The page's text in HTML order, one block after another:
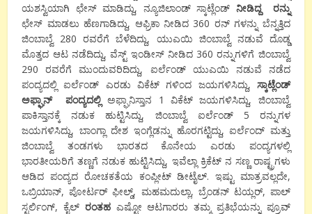
ಯಶಸ್ವಿಯಾಗಿ ಛೇಸ್ ಮಾಡಿದ್ದು, ನ್ಯೂಜಿಲಾಂಡ್ ಸ್ಕಾಟ್ಲೆಂಡ್ ನೀಡಿದ್ದ
ರನ್ನು
ಛೇಸ್ ಮಾಡಲು ಹೆಣಗಾಡಿದ್ದು, ಆಫ್ರಿಕಾ ನೀಡಿದ 360 ರನ್ ಗಳನ್ನು ಬೆನ್ನತ್ತಿದ
ಜಿಂಬಾಬ್ವೆ 280 ರವರೆಗೆ ಬೆಳೆದಿದ್ದು, ಯುಎಯಿ ಜಿಂಬಾಬ್ವೆ ನಡುವೆ ದೊಡ್ಡ
ಮೊತ್ತದ ಆಟ ನಡೆದಿದ್ದು, ವೆಸ್ಟ್ ಇಂಡೀಸ್ ನೀಡಿದ 360 ರನ್ನುಗಳಿಗೆ ಜಿಂಬಾಬ್ವೆ
290 ರವರೆಗೆ ಮುಂದುವರಿದಿದ್ದು, ಐರ್ಲೆಂಡ್ ಯುಎಯಿ ನಡುವೆ ನಡೆದ
ಪಂದ್ಯದಲ್ಲಿ ಐರ್ಲೆಂಡ್ ಎರಡು ವಿಕೆಟ್ ಗಳಿಂದ ಜಯಗಳಿಸಿದ್ದು, ಸ್ಕಾಟ್ಲೆಂಡ್
ಅಫ್ಘಾನ್
ಪಂದ್ಯದಲ್ಲಿಅಫ್ಘಾನಿಸ್ತಾನ 1 ವಿಕೆಟ್ ಜಯಗಳಿಸಿದ್ದು, ಜಿಂಬಾಬ್ವೆ
ಪಾಕಿಸ್ತಾನಕ್ಕೆ ನಡುಕ ಹುಟ್ಟಿಸಿದ್ದು, ಜಿಂಬಾಬ್ವೆ ಐರ್ಲೆಂಡ್ 5 ರನ್ನುಗಳ
ಜಯಗಳಿಸಿದ್ದು, ಬಾಂಗ್ಲಾ ದೇಶ ಇಂಗ್ಲೆಡನ್ನು ಹೊರಗಟ್ಟಿದ್ದು, ಐರ್ಲೆಂದ್ ಮತ್ತು
ಜಿಂಬಾಬ್ವೆ ತಂಡಗಳು ಭಾರತದ ಕೊನೇಯ ಎರಡು ಪಂದ್ಯಗಳಲ್ಲಿ
ಭಾರತೀಯರಿಗೆ ತಣ್ಣಗೆ ನಡುಕ ಹುಟ್ಟಿಸಿದ್ದು, ಇವೆಲ್ಲಾ ಕ್ರಿಕೆಟ್ ನ ಸಣ್ಣ ರಾಷ್ಟ್ರಗಳು
ಆಡಿದ ಪಂದ್ಯದ ರೋಚಕತೆಯ ಕಂಪ್ಲೀಟ್ ಡೀಟೈಲ್. ಇಷ್ಟು ಮಾತ್ರವಲ್ಲದೇ,
ಒಬ್ರಿಯಾನ್, ಪೋರ್ಟರ್ ಫೀಲ್ಡ್, ಮಹಮದುಲ್ಲಾ, ಬ್ರೆಂಡನ್ ಟಯ್ಲರ್, ಪಾಲ್
ಸ್ಟರ್ಲಿಂಗ್, ಕೈಲ್ ರಂತಹಎಷ್ಟೋ ಆಟಗಾರರು ತಮ್ಮ ಪ್ರತಿಭೆಯನ್ನು ಪ್ರೂವ್